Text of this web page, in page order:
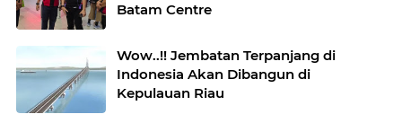
Batam Centre
Wow..!! Jembatan Terpanjang di
Indonesia Akan Dibangun di
Kepulauan Riau